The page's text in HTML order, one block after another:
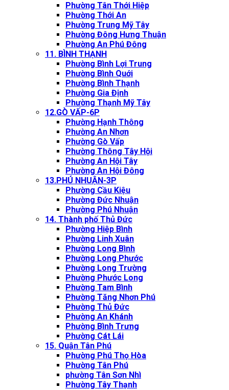
Phường Tân Thới Hiệp
Phường Thới An
Phường Trung Mỹ Tây
Phường Đông Hưng Thuận
Phường An Phú Đông
11. BÌNH THẠNH
Phường Bình Lợi Trung
Phường Bình Quới
Phường Bình Thạnh
Phường Gia Định
Phường Thạnh Mỹ Tây
12.GÒ VẤP-6P
Phường Hạnh Thông
Phường An Nhơn
Phường Gò Vấp
Phường Thông Tây Hội
Phường An Hội Tây
Phường An Hội Đông
13.PHÚ NHUẬN-3P
Phường Cầu Kiệu
Phường Đức Nhuận
Phường Phú Nhuận
14. Thành phố Thủ Đức
Phường Hiệp Bình
Phường Linh Xuân
Phường Long Bình
Phường Long Phước
Phường Long Trường
Phường Phước Long
Phường Tam Bình
Phường Tăng Nhơn Phú
Phường Thủ Đức
Phường An Khánh
Phường Bình Trưng
Phường Cát Lái
15. Quận Tân Phú
Phường Phú Thọ Hòa
Phường Tân Phú
phường Tân Sơn Nhì
Phường Tây Thạnh